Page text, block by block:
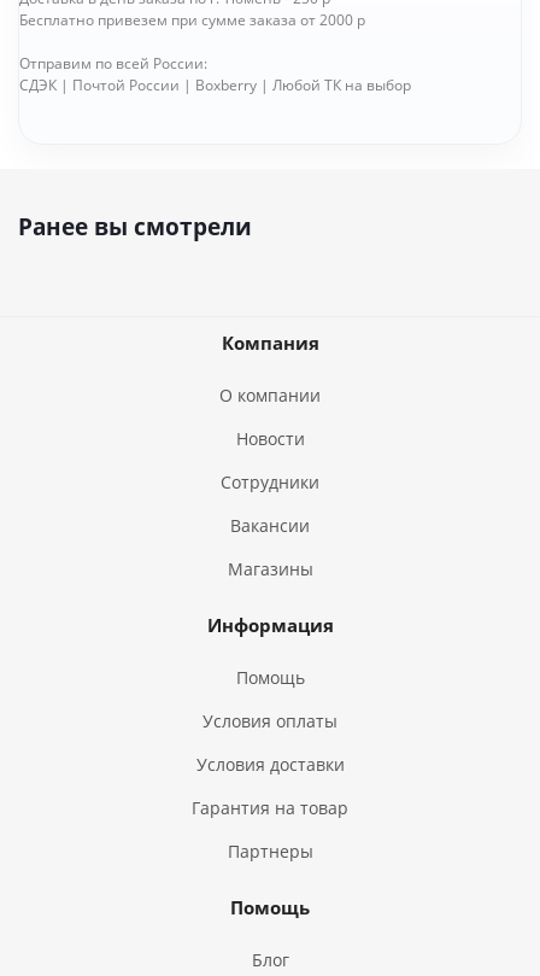
Бесплатно привезем при сумме заказа от 2000 р
Отправим по всей России:
СДЭК | Почтой России | Boxberry | Любой ТК на выбор
Ранее вы смотрели
Компания
О компании
Новости
Сотрудники
Вакансии
Магазины
Информация
Помощь
Условия оплаты
Условия доставки
Гарантия на товар
Партнеры
Помощь
Блог